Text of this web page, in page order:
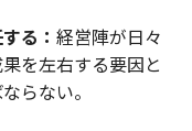
る： 経営陣が日々
を左右する要因と
らない。